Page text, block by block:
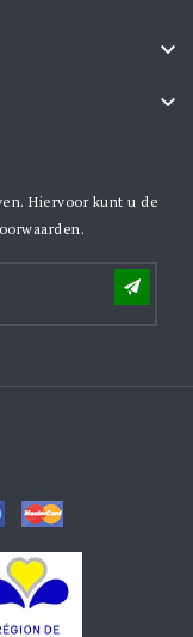


Hiervoor kunt u de